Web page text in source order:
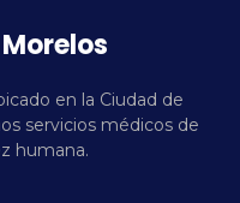
en la Ciudad de
servicios médicos de
humana.